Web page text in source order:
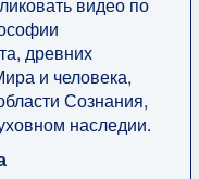
древних
и человека,
Сознания,
наследии.